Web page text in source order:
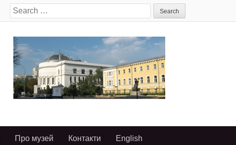
Search
for:
Про музей Контакти English